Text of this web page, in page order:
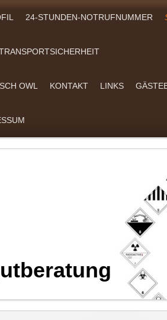
24-STUNDEN-NOTRUFNUMMER
OWL KONTAKT LINKS